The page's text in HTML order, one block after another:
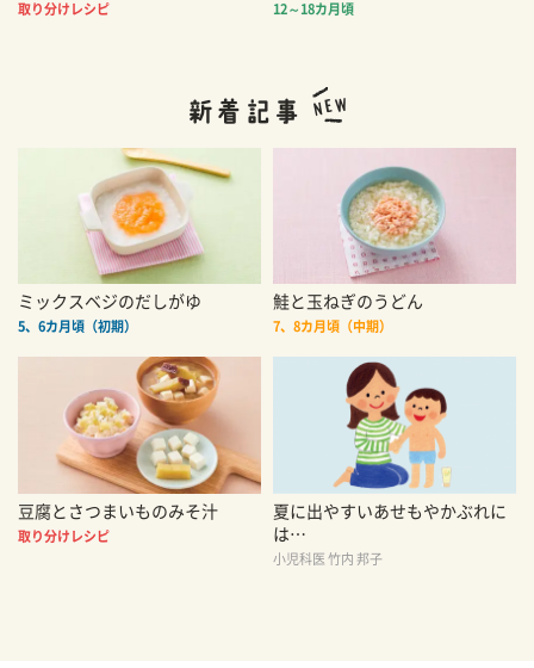
取り分けレシピ 12～18カ月頃
ミックスベジのだしがゆ
5、6カ月頃（初期）
鮭と玉ねぎのうどん
7、8カ月頃（中期）
豆腐とさつまいものみそ汁
取り分けレシピ
夏に出やすいあせもやかぶれに
は…
小児科医 竹内 邦子